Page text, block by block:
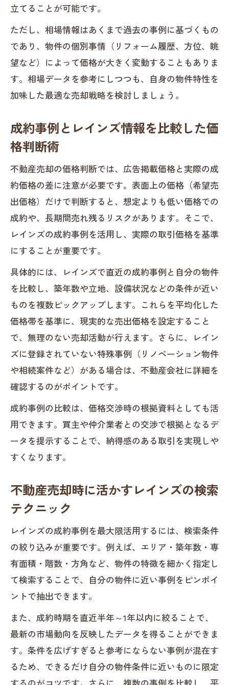
立てることが可能です。
ただし、相場情報はあくまで過去の事例に基づくもの
であり、物件の個別事情（リフォーム履歴、方位、眺
望など）によって価格が大きく変動することもありま
す。相場データを参考にしつつも、自身の物件特性を
加味した最適な売却戦略を検討しましょう。
成約事例とレインズ情報を比較した価
格判断術
不動産売却の価格判断では、広告掲載価格と実際の成
約価格の差に注意が必要です。表面上の価格（希望売
出価格）だけで判断すると、想定よりも低い価格での
成約や、長期間売れ残るリスクがあります。そこで、
レインズの成約事例を活用し、実際の取引価格を基準
にすることが重要です。
具体的には、レインズで直近の成約事例と自分の物件
を比較し、築年数や立地、設備状況などの条件が近い
ものを複数ピックアップします。これらを平均化した
価格帯を基準に、現実的な売出価格を設定すること
で、無理のない売却活動が行えます。さらに、レイン
ズに登録されていない特殊事例（リノベーション物件
や相続案件など）がある場合は、不動産会社に詳細を
確認するのがポイントです。
成約事例の比較は、価格交渉時の根拠資料としても活
用できます。買主や仲介業者との交渉で根拠となるデ
ータを提示することで、納得感のある取引を実現しや
すくなります。
不動産売却時に活かすレインズの検索
テクニック
レインズの成約事例を最大限活用するには、検索条件
の絞り込みが重要です。例えば、エリア・築年数・専
有面積・階数・方角など、物件の特徴を細かく指定し
て検索することで、自分の物件に近い事例をピンポイ
ントで抽出できます。
また、成約時期を直近半年～1年以内に絞ることで、
最新の市場動向を反映したデータを得ることができま
す。条件を広げすぎると参考にならない事例が混在す
るため、できるだけ自分の物件条件に近いものに限定